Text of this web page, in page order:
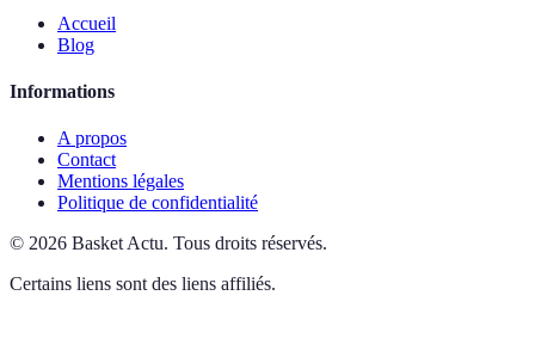
Accueil
Blog
Informations
A propos
Contact
Mentions légales
Politique de confidentialité
© 2026 Basket Actu. Tous droits réservés.
Certains liens sont des liens affiliés.